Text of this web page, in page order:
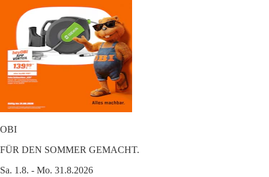
OBI
FÜR DEN SOMMER GEMACHT.
Sa. 1.8. - Mo. 31.8.2026